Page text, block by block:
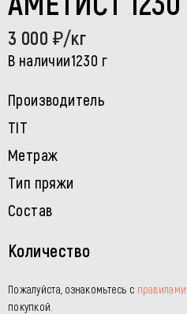
3 000 /кг
В наличии1230 г
Производитель
TIT
Метраж
Тип пряжи
Состав
Количество
Пожалуйста, ознакомьтесь с правилами
покупкой.